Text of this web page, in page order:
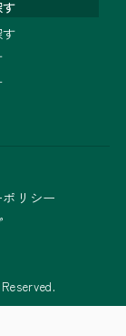
リシー